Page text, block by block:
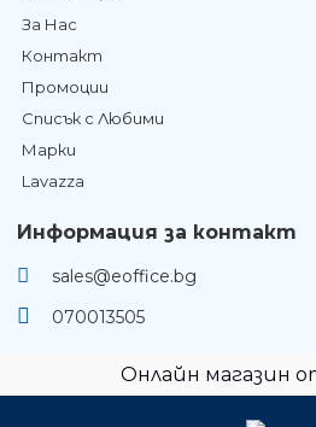
За Нас
Контакт
Промоции
Списък с Любими
Марки
Lavazza
Информация за контакт
sales@eoffice.bg
070013505
Онлайн магазин